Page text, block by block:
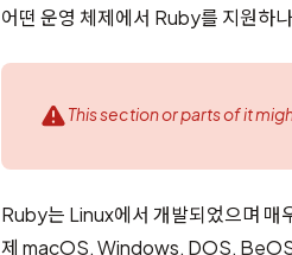
어떤 운영 체제에서 Ruby를 지원하
This section or parts of it
Ruby는 Linux에서 개발되었으며 매
제 macOS, Windows, DOS,